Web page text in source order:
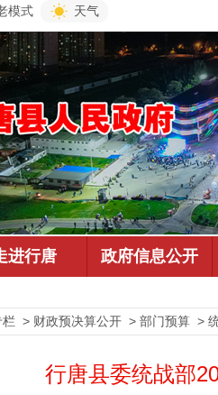
模式 天气
栏 > 财政预决算公开 > 部门预算 >
行唐县委统战部